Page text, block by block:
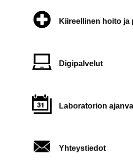
Kiireellinen hoito ja
Digipalvelut
Laboratorion
Yhteystiedot